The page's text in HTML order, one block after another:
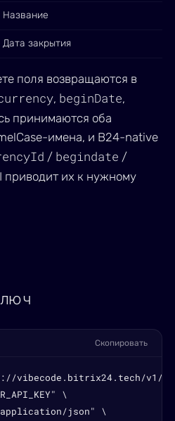
Название
Дата закрытия
поля возвращаются в
, beginDate,
принимаются оба
имена, и B24-native
/ begindate /
приводит их к нужному
Скопировать
vibecode.bitrix24.tech/v1/
\
json" \